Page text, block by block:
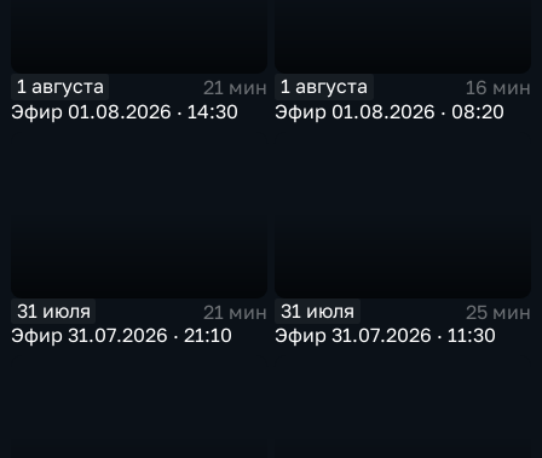
1 августа
21 мин
Эфир 01.08.2026 · 14:30
1 августа
16 мин
Эфир 01.08.2026 · 08:20
31 июля
21 мин
Эфир 31.07.2026 · 21:10
31 июля
25 мин
Эфир 31.07.2026 · 11:30